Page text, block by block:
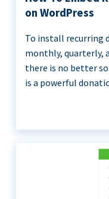
on WordPress
To install recurring
monthly, quarterly,
there is no better
is a powerful